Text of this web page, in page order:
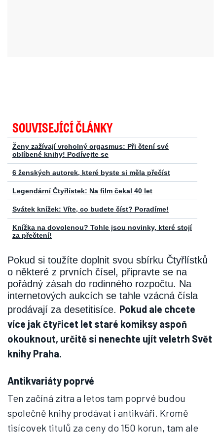
SOUVISEJÍCÍ ČLÁNKY
Ženy zažívají vrcholný orgasmus: Při čtení své
oblíbené knihy! Podívejte se
6 ženských autorek, které byste si měla přečíst
Legendární Čtyřlístek: Na film čekal 40 let
Svátek knížek: Víte, co budete číst? Poradíme!
Knížka na dovolenou? Tohle jsou novinky, které stojí
za přečtení!
Pokud si toužíte doplnit svou sbírku Čtyřlístků
o některé z prvních čísel, připravte se na
pořádný zásah do rodinného rozpočtu. Na
internetových aukcích se tahle vzácná čísla
prodávají za desetitisíce. Pokud ale chcete
více jak čtyřicet let staré komiksy aspoň
okouknout, určitě si nenechte ujít veletrh Svět
knihy Praha.
Antikvariáty poprvé
Ten začíná zítra a letos tam poprvé budou
společně knihy prodávat i antikváři. Kromě
tisícovek titulů za ceny do 150 korun, tam ale